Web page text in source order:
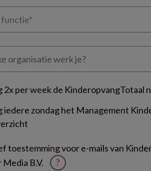
2x per week de KinderopvangTotaal
iedere zondag het Management
toestemming voor e-mails van
B.V.
?